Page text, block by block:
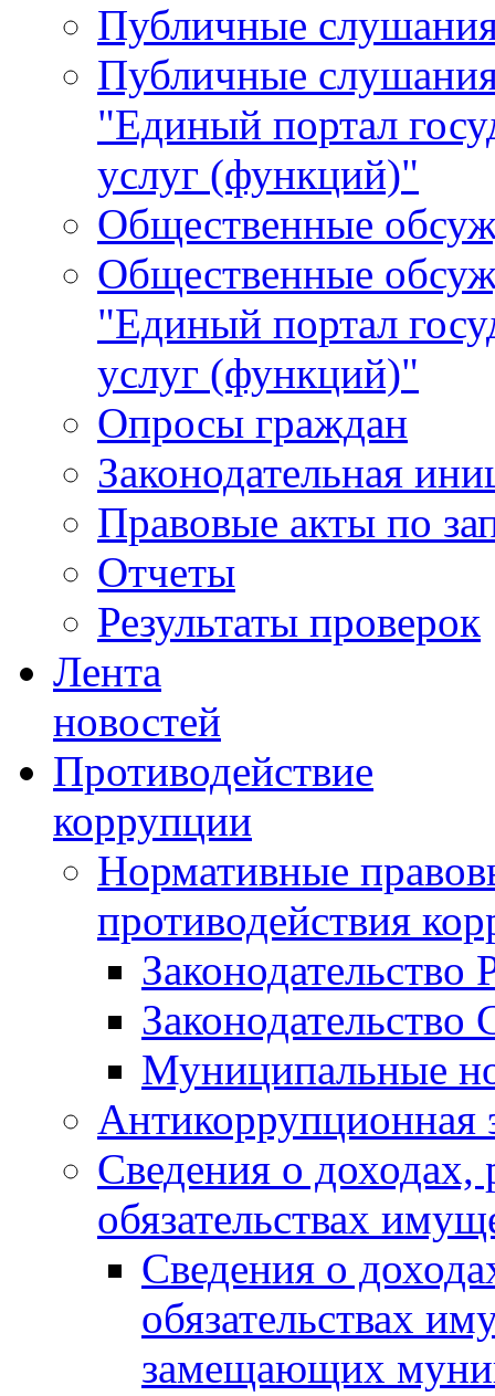
Публичные
Публичные
"Единый портал
услуг (функций)"
Общественные
Общественные
"Единый портал
услуг (функций)"
Опросы граждан
Законодательная
Правовые акты по
Отчеты
Результаты проверок
Лента
новостей
Противодействие
коррупции
Нормативные
противодействия
Законодательство
Муниципальные
Антикоррупционная
Сведения о доходах,
обязательствах
Сведения о
обязательствах
замещающих